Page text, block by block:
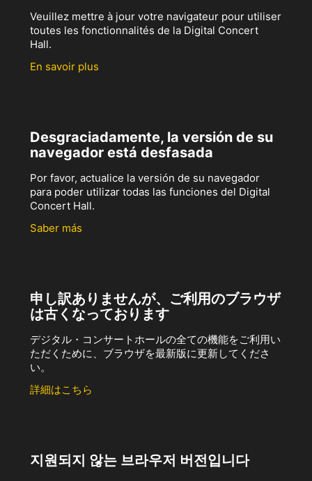
Veuillez mettre à jour votre navigateur pour utiliser
toutes les fonctionnalités de la Digital Concert
Hall.
En savoir plus
Desgraciadamente, la versión de su
navegador está desfasada
Por favor, actualice la versión de su navegador
para poder utilizar todas las funciones del Digital
Concert Hall.
Saber más
申し訳ありませんが、ご利用のブラウザ
は古くなっております
デジタル・コンサートホールの全ての機能をご利用い
ただくために、ブラウザを最新版に更新してくださ
い。
詳細はこちら
지원되지 않는 브라우저 버전입니다